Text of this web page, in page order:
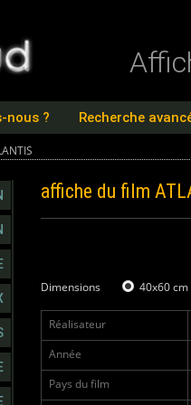
nous ? Recherche
affiche du film
Dimensions 40x60 cm
Réalisateur
Année
Pays du film